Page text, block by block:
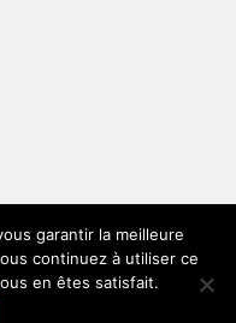
Time
garantir la meilleure
continuez à utiliser ce
en êtes satisfait.